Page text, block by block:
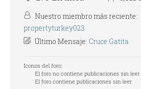
Nuestro miembro más reciente:
propertyturkey023
Último Mensaje: Cruce Gatita
Iconos del foro:
El foro no contiene publicaciones sin leer
El foro contiene publicaciones sin leer